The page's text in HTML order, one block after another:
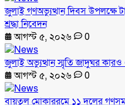
জুলাই গণঅভ্যুত্থান দিবস উপলক্ষে
শ্রদ্ধা নিবেদন
আগস্ট ৫, ২০২৬
0
জুলাই অভ্যুত্থান স্মৃতি জাদুঘর কারও
আগস্ট ৫, ২০২৬
0
বায়তুল মোকাররমে ১১ দলের